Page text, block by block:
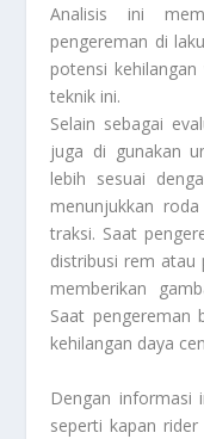
Analisis ini
pengereman di
potensi
teknik ini.
Selain sebagai
juga di gunakan
lebih sesuai
menunjukkan
traksi. Saat
distribusi rem atau
memberikan
Saat pengereman
kehilangan daya
Dengan informasi
seperti kapan